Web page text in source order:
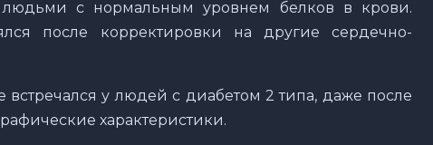
с нормальным уровнем белков в крови.
после корректировки на другие сердечно-
у людей с диабетом 2 типа, даже после
характеристики.